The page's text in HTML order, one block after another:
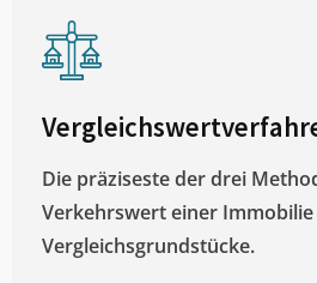
Die präziseste der drei
Verkehrswert einer
Vergleichsgrundstücke.